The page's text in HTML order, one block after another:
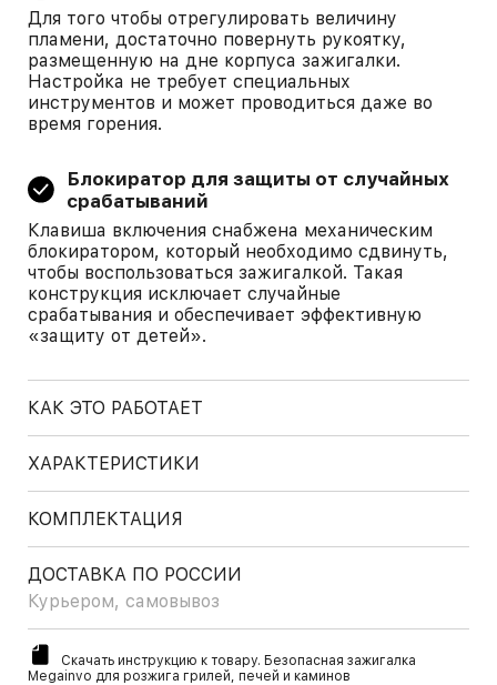
Для того чтобы отрегулировать величину
пламени, достаточно повернуть рукоятку,
размещенную на дне корпуса зажигалки.
Настройка не требует специальных
инструментов и может проводиться даже во
время горения.
Блокиратор для защиты от случайных
срабатываний
Клавиша включения снабжена механическим
блокиратором, который необходимо сдвинуть,
чтобы воспользоваться зажигалкой. Такая
конструкция исключает случайные
срабатывания и обеспечивает эффективную
«защиту от детей».
КАК ЭТО РАБОТАЕТ
ХАРАКТЕРИСТИКИ
КОМПЛЕКТАЦИЯ
ДОСТАВКА ПО РОССИИ
Курьером, самовывоз
Скачать инструкцию к товару. Безопасная зажигалка
Megainvo для розжига грилей, печей и каминов